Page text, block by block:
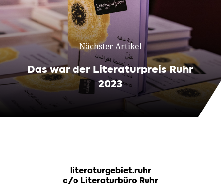
Nächster Artikel
Das war der Literaturpreis Ruhr
2023
literaturgebiet.ruhr
c/o Literaturbüro Ruhr